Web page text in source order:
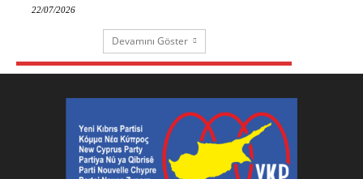
22/07/2026
Devamını Göster